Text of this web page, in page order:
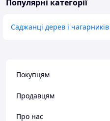
Популярні категорії
Саджанці дерев і чагарників
Покупцям
Продавцям
Про нас